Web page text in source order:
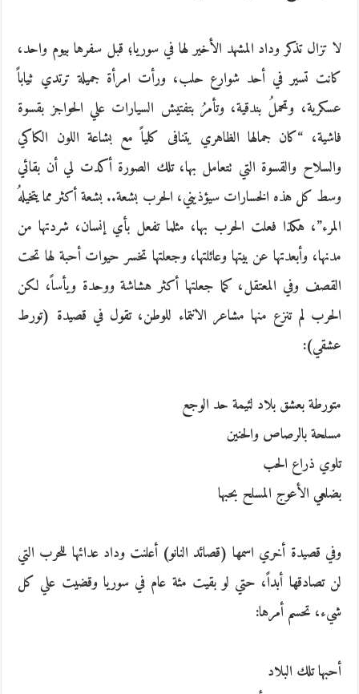
لا تزال تذكر وداد المشهد الأخير لها في سوريا؛ قبل سفرها بيوم واحد،‮
‬كانت تسير في أحد شوارع حلب،‮ ‬ورأت امرأة جميلة ترتدي ثياباً‮
‬عسكرية،‮ ‬وتحملُ‮ ‬بندقية،‮ ‬وتأمرُ‮ ‬بتفتيش السيارات علي الحواجز بقسوة
فاشية،‮ “‬كان جمالها الظاهري يتنافى كلياً‮ ‬مع بشاعة اللون الكاكي
والسلاح والقسوة التي تتعامل بها،‮ ‬تلك الصورة أكدت لي أن بقائي
وسط كل هذه الخسارات سيؤذيني، الحرب بشعة‮.. ‬بشعة أكثر مما يتخيلهُ‮
‬المرء‮”‬،‮ ‬هكذا فعلت الحرب بها،‮ ‬مثلما تفعل بأي إنسان،‮ ‬شردتها من
مدنها،‮ ‬وأبعدتها عن بيتها وعائلتها،‮ ‬وجعلتها تخسر حيوات أحبة لها تحت
القصف وفي المعتقل،‮ ‬كما جعلتها أكثر هشاشة ووحدة ويأساً،‮ ‬لكن
الحرب لم تنزع منها مشاعر الانتماء للوطن،‮ ‬تقول في قصيدة‮ (‬تورط
عشقي‮):‬
متورطة بعشق بلاد لئيمة حد الوجع
مسلحة بالرصاص والحنين
تلوي ذراع الحب
بضلعي الأعوج المسلح بحبها
وفي قصيدة أخري اسمها‮ (‬قصائد النانو‮) ‬أعلنت وداد عدائها للحرب التي
لن تصادقها أبداً،‮ ‬حتي لو بقيت مئة عام في سوريا وقضيت علي كل
شيء،‮ ‬تحسم أمرها‮:‬
أحبها تلك البلاد